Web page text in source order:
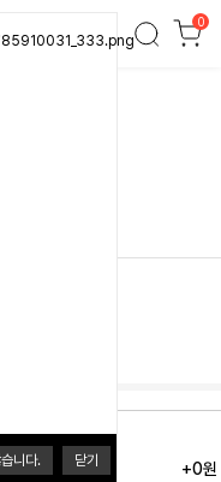
니다. 닫기
LG 0
+0원